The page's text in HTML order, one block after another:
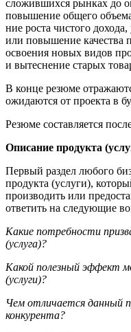
сложившихся рынках до
повышение общего
ние роста чистого
или повышение качества
освое­ния новых видов
и вытес­нение старых
В конце резюме
ожидаются от проекта в
Резюме составляется
Описание продукта
Первый раздел любого
продукта (услуги),
производить или
ответить на следующие
Какие потребности
(услуга)?
Какой полезный эффект
(услуги)?
Чем отличается данный
конкурента?